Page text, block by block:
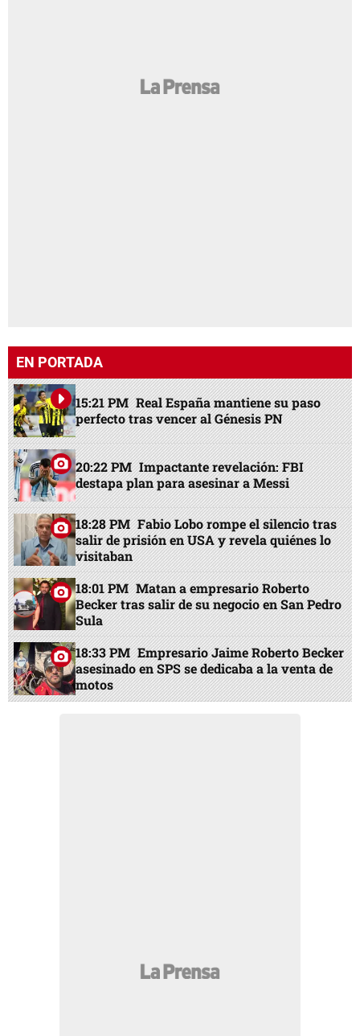
EN PORTADA
15:21 PM Real España mantiene su paso
perfecto tras vencer al Génesis PN
20:22 PM Impactante revelación: FBI
destapa plan para asesinar a Messi
18:28 PM Fabio Lobo rompe el silencio tras
salir de prisión en USA y revela quiénes lo
visitaban
18:01 PM Matan a empresario Roberto
Becker tras salir de su negocio en San Pedro
Sula
18:33 PM Empresario Jaime Roberto Becker
asesinado en SPS se dedicaba a la venta de
motos